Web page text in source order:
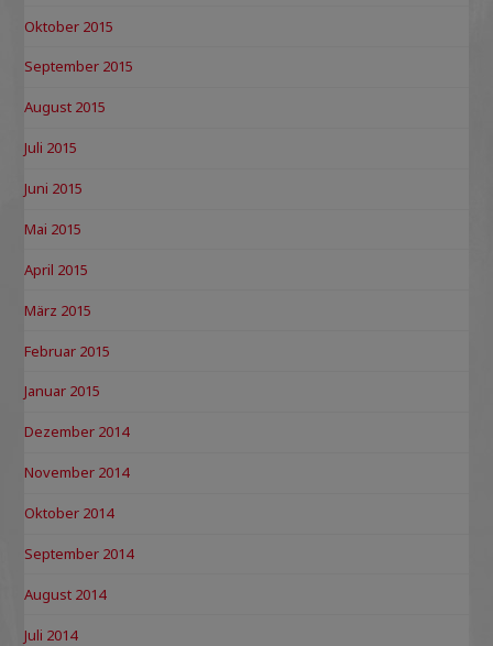
Oktober 2015
September 2015
August 2015
Juli 2015
Juni 2015
Mai 2015
April 2015
März 2015
Februar 2015
Januar 2015
Dezember 2014
November 2014
Oktober 2014
September 2014
August 2014
Juli 2014